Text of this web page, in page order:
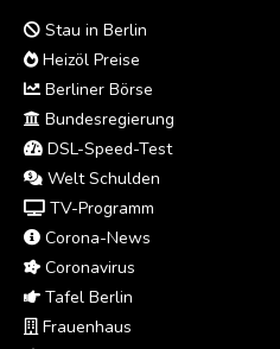
Stau in Berlin
Heizöl Preise
Berliner Börse
Bundesregierung
DSL-Speed-Test
Welt Schulden
TV-Programm
Corona-News
Coronavirus
Tafel Berlin
Frauenhaus